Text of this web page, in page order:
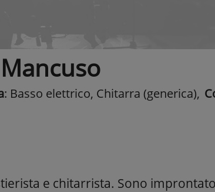
: Basso elettrico, Chitarra (generica),
e chitarrista. Sono